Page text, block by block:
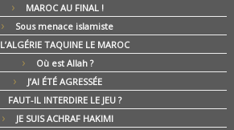
MAROC AU FINAL !
Sous menace islamiste
L’ALGÉRIE TAQUINE LE MAROC
Où est Allah ?
J’AI ÉTÉ AGRESSÉE
FAUT-IL INTERDIRE LE JEU ?
JE SUIS ACHRAF HAKIMI